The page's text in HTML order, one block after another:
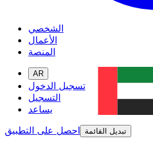
الشخصي
الأعمال
المنصة
AR
تسجيل الدخول
التسجيل
يساعد
احصل على التطبيق
تبديل القائمة